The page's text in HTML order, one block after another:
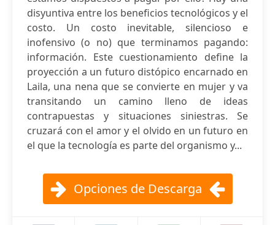
disyuntiva entre los beneficios tecnológicos y el
costo. Un costo inevitable, silencioso e
inofensivo (o no) que terminamos pagando:
información. Este cuestionamiento define la
proyección a un futuro distópico encarnado en
Laila, una nena que se convierte en mujer y va
transitando un camino lleno de ideas
contrapuestas y situaciones siniestras. Se
cruzará con el amor y el olvido en un futuro en
el que la tecnología es parte del organismo y...
Opciones de Descarga